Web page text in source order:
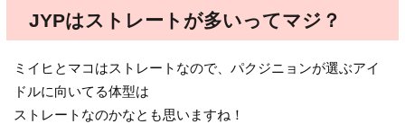
JYPはストレートが多いってマジ？
ミイヒとマコはストレートなので、パクジニョンが選ぶアイ
ドルに向いてる体型は
ストレートなのかなとも思いますね！